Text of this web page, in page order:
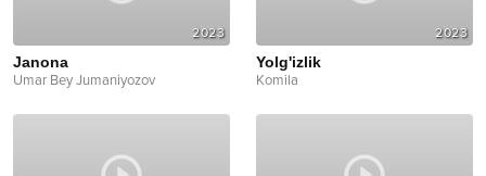
2023
Janona
Umar Bey Jumaniyozov
2023
Yolg'izlik
Komila